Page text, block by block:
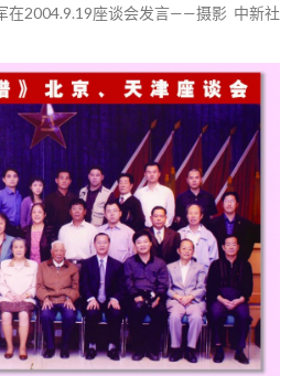
在2004.9.19座谈会发言——摄影 中新社